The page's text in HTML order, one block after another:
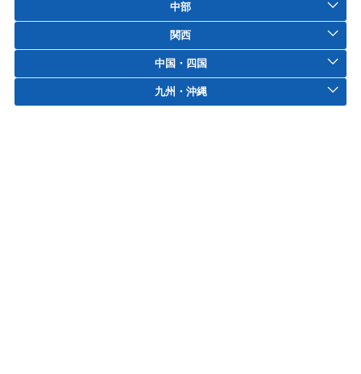
中部
関西
中国・四国
九州・沖縄